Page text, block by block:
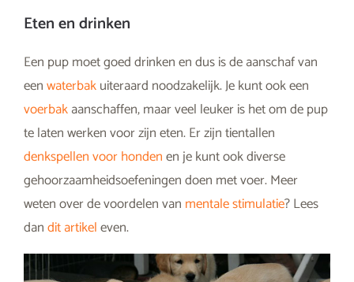
Eten en drinken
Een pup moet goed drinken en dus is de aanschaf van
eenwaterbakuiteraard noodzakelijk. Je kunt ook een
voerbakaanschaffen, maar veel leuker is het om de pup
te laten werken voor zijn eten. Er zijn tientallen
denkspellen voor hondenen je kunt ook diverse
gehoorzaamheidsoefeningen doen met voer. Meer
weten over de voordelen van mentale stimulatie? Lees
dandit artikeleven.